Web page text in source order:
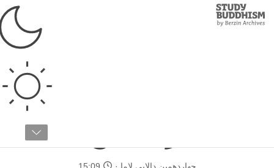
Study
Buddhism
سخنرانی انور سادات